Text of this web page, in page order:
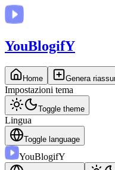
YouBlogifY
Home Genera
Impostazioni tema
Toggle theme
Lingua
Toggle language
YouBlogifY